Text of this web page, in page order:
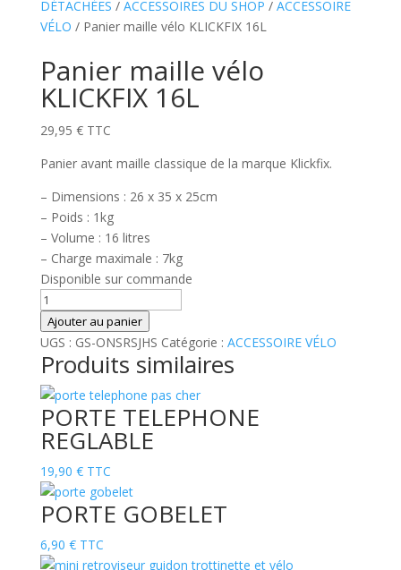
DÉTACHÉES / ACCESSOIRES DU SHOP / ACCESSOIRE
VÉLO / Panier maille vélo KLICKFIX 16L
Panier maille vélo
KLICKFIX 16L
29,95 € TTC
Panier avant maille classique de la marque Klickfix.
– Dimensions : 26 x 35 x 25cm
– Poids : 1kg
– Volume : 16 litres
– Charge maximale : 7kg
Disponible sur commande
quantité
de
Panier
maille
vélo
KLICKFIX
16L
Ajouter au panier
UGS : GS-ONSRSJHS Catégorie : ACCESSOIRE VÉLO
Produits similaires
PORTE TELEPHONE
REGLABLE
19,90 € TTC
PORTE GOBELET
6,90 € TTC